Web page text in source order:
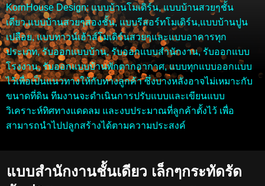
KornHouse Design: แบบบ้านโมเดิร์น, แบบบ้านสวยๆชั้น
เดียว,แบบบ้านสวยๆสองชั้น, แบบรีสอร์ทโมเดิร์น,แบบบ้านปูน
เปลือย, แบบทาวน์เฮ้าส์โมเดิร์นสวยๆและแบบอาคารทุก
ประเภท, รับออกแบบบ้าน, รับออกแบบสำนักงาน, รับออกแบบ
โรงงาน, รับออกแบบบ้านพักตากอากาศ, แบบทุกแบบออกแบบ
ไว้เพื่อเป็นแนวทางให้กับทางลูกค้า ซึ่งบางหลังอาจไม่เหมาะกับ
ขนาดที่ดิน ทีมงานจะดำเนินการปรับแบบและเขียนแบบ
วิเคราะห์ทิศทางแดดลม และงบประมาณที่ลูกค้าตั้งไว้ เพื่อ
สามารถนำไปปลูกสร้างได้ตามความประสงค์
แบบสำนักงานชั้นเดียว เล็กๆกระทัดรัด